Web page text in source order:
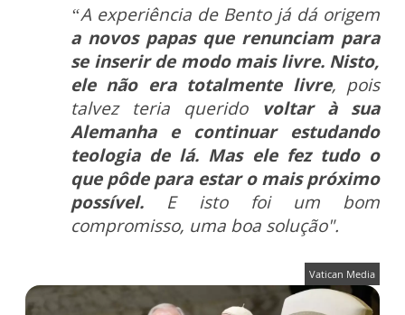
“A experiência de Bento já dá origem
a novos papas que renunciam para
se inserir de modo mais livre. Nisto,
ele não era totalmente livre, pois
talvez teria querido voltar à sua
Alemanha e continuar estudando
teologia de lá. Mas ele fez tudo o
que pôde para estar o mais próximo
possível. E isto foi um bom
compromisso, uma boa solução".
Vatican Media